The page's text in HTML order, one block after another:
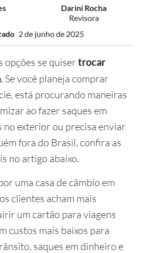
Darini Rocha
Revisora
2 de junho de 2025
opções se quisertrocar
. Se você planeja comprar
está procurando maneiras
ao fazer saques em
no exterior ou precisa enviar
fora do Brasil, confira as
no artigo abaixo.
uma casa de câmbio em
clientes acham mais
um cartão para viagens
custos mais baixos para
saques em dinheiro e